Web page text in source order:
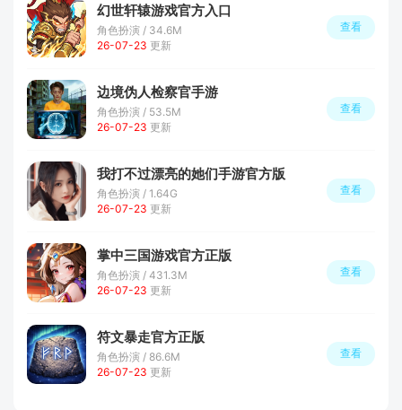
幻世轩辕游戏官方入口
角色扮演 / 34.6M
26-07-23 更新
查看
边境伪人检察官手游
角色扮演 / 53.5M
26-07-23 更新
查看
我打不过漂亮的她们手游官方版
角色扮演 / 1.64G
26-07-23 更新
查看
掌中三国游戏官方正版
角色扮演 / 431.3M
26-07-23 更新
查看
符文暴走官方正版
角色扮演 / 86.6M
26-07-23 更新
查看